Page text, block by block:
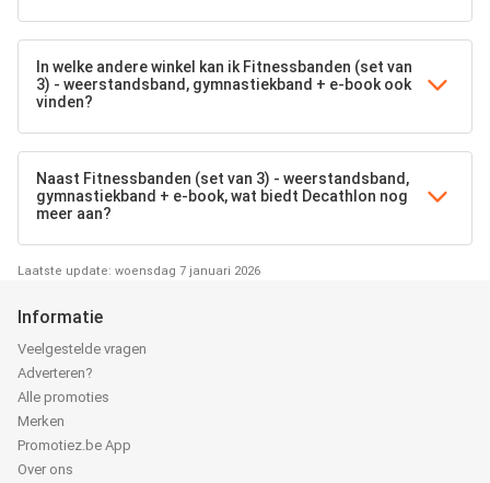
In welke andere winkel kan ik Fitnessbanden (set van
3) - weerstandsband, gymnastiekband + e-book ook
vinden?
Naast Fitnessbanden (set van 3) - weerstandsband,
gymnastiekband + e-book, wat biedt Decathlon nog
meer aan?
Laatste update: woensdag 7 januari 2026
Informatie
Veelgestelde vragen
Adverteren?
Alle promoties
Merken
Promotiez.be App
Over ons